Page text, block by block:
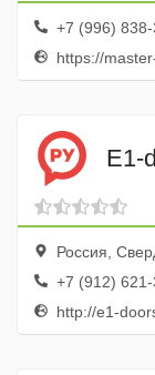
+7 (996) 838-
https://
E1-
Россия,
+7 (912) 621-
http://e1-